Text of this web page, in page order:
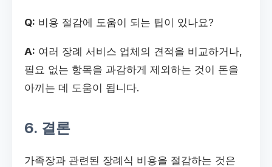
Q: 비용 절감에 도움이 되는 팁이 있나요?
A: 여러 장례 서비스 업체의 견적을 비교하거나,
필요 없는 항목을 과감하게 제외하는 것이 돈을
아끼는 데 도움이 됩니다.
6. 결론
가족장과 관련된 장례식 비용을 절감하는 것은